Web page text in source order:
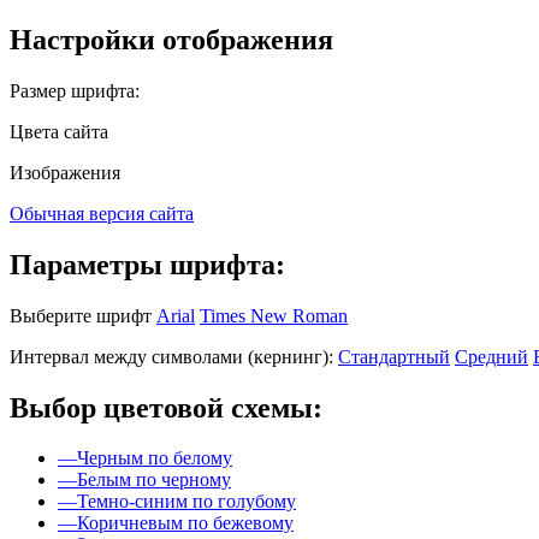
Настройки отображения
Размер шрифта:
Цвета сайта
Изображения
Обычная версия сайта
Параметры шрифта:
Выберите шрифт Arial Times New Roman
Интервал между символами (кернинг): Стандартный Средний
Выбор цветовой схемы:
—Черным по белому
—Белым по черному
—Темно-синим по голубому
—Коричневым по бежевому